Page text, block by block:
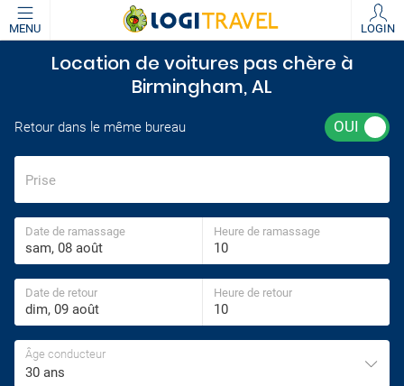
MENU LOGIN
Location de voitures pas chère à
Birmingham, AL
Retour dans le même bureau
Prise
Date de ramassage Heure de ramassage
Date de retour Heure de retour
Âge conducteur
30 ans